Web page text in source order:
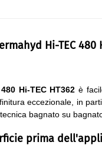
Hi-TEC 480
Hi-TEC HT362è
eccezionale, in
bagnato su
prima